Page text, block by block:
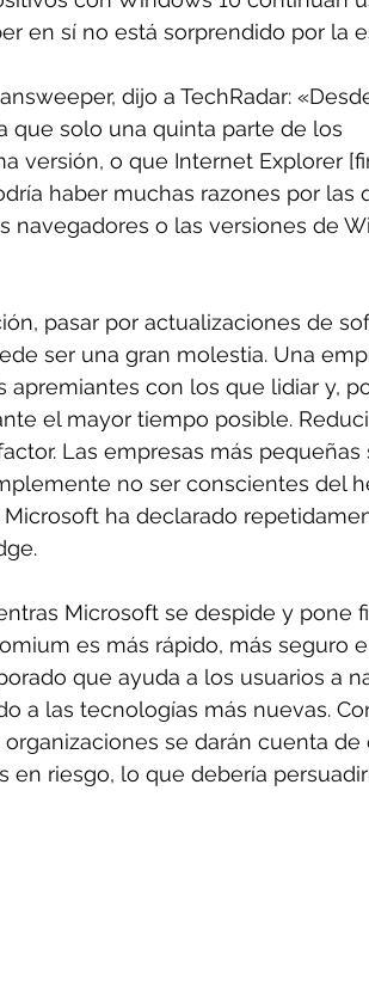
en sí no está sorprendido por la
dijo a TechRadar:
que solo una quinta parte de los
versión, o que Internet Explorer
haber muchas razones por las
navegadores o las versiones de
pasar por actualizaciones de
ser una gran molestia. Una
con los que lidiar y,
el mayor tiempo posible.
Las empresas más pequeñas
no ser conscientes del
ha declarado
Microsoft se despide y pone
es más rápido, más seguro
que ayuda a los usuarios a
a las tecnologías más nuevas.
se darán cuenta de
riesgo, lo que debería